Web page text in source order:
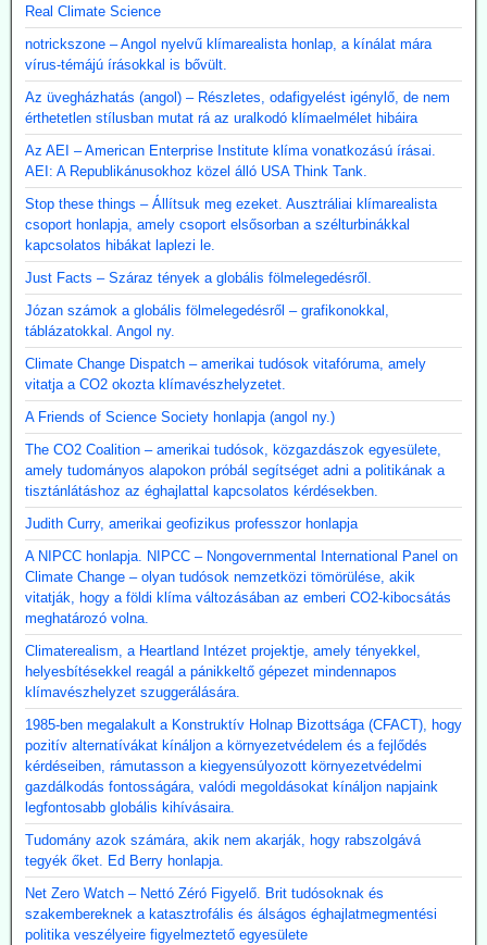
Real Climate Science
notrickszone – Angol nyelvű klímarealista honlap, a kínálat mára
vírus-témájú írásokkal is bővült.
Az üvegházhatás (angol) – Részletes, odafigyelést igénylő, de nem
érthetetlen stílusban mutat rá az uralkodó klímaelmélet hibáira
Az AEI – American Enterprise Institute klíma vonatkozású írásai.
AEI: A Republikánusokhoz közel álló USA Think Tank.
Stop these things – Állítsuk meg ezeket. Ausztráliai klímarealista
csoport honlapja, amely csoport elsősorban a szélturbinákkal
kapcsolatos hibákat laplezi le.
Just Facts – Száraz tények a globális fölmelegedésről.
Józan számok a globális fölmelegedésről – grafikonokkal,
táblázatokkal. Angol ny.
Climate Change Dispatch – amerikai tudósok vitafóruma, amely
vitatja a CO2 okozta klímavészhelyzetet.
A Friends of Science Society honlapja (angol ny.)
The CO2 Coalition – amerikai tudósok, közgazdászok egyesülete,
amely tudományos alapokon próbál segítséget adni a politikának a
tisztánlátáshoz az éghajlattal kapcsolatos kérdésekben.
Judith Curry, amerikai geofizikus professzor honlapja
A NIPCC honlapja. NIPCC – Nongovernmental International Panel on
Climate Change – olyan tudósok nemzetközi tömörülése, akik
vitatják, hogy a földi klíma változásában az emberi CO2-kibocsátás
meghatározó volna.
Climaterealism, a Heartland Intézet projektje, amely tényekkel,
helyesbítésekkel reagál a pánikkeltő gépezet mindennapos
klímavészhelyzet szuggerálására.
1985-ben megalakult a Konstruktív Holnap Bizottsága (CFACT), hogy
pozitív alternatívákat kínáljon a környezetvédelem és a fejlődés
kérdéseiben, rámutasson a kiegyensúlyozott környezetvédelmi
gazdálkodás fontosságára, valódi megoldásokat kínáljon napjaink
legfontosabb globális kihívásaira.
Tudomány azok számára, akik nem akarják, hogy rabszolgává
tegyék őket. Ed Berry honlapja.
Net Zero Watch – Nettó Zéró Figyelő. Brit tudósoknak és
szakembereknek a katasztrofális és álságos éghajlatmegmentési
politika veszélyeire figyelmeztető egyesülete